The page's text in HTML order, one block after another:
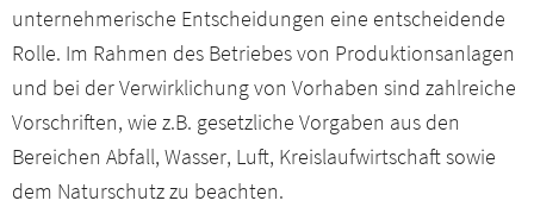
unternehmerische Entscheidungen eine entscheidende
Rolle. Im Rahmen des Betriebes von Produktionsanlagen
und bei der Verwirklichung von Vorhaben sind zahlreiche
Vorschriften, wie z.B. gesetzliche Vorgaben aus den
Bereichen Abfall, Wasser, Luft, Kreislaufwirtschaft sowie
dem Naturschutz zu beachten.